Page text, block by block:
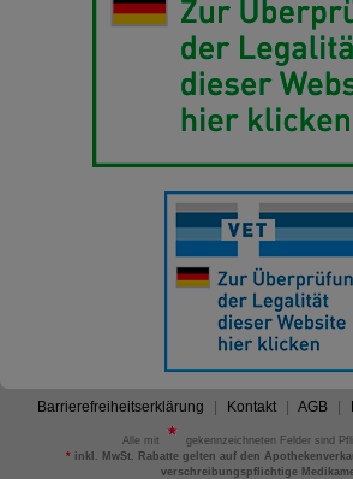
Barrierefreiheitserklärung Kontakt AGB
Alle mit
gekennzeichneten Felder sind
*inkl. MwSt. Rabatte gelten auf den
verschreibungspflichtige